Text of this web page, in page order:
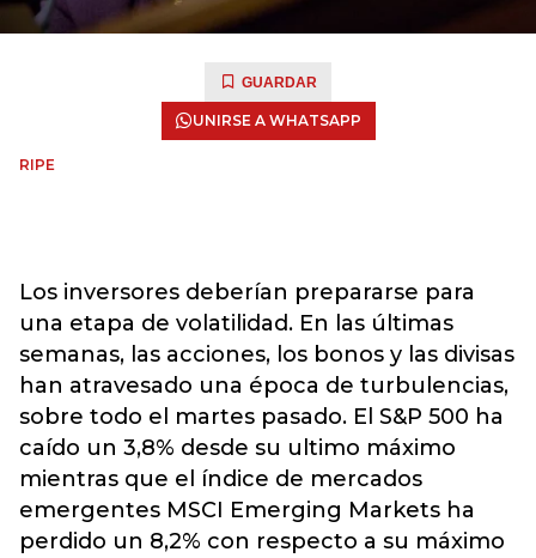
GUARDAR
UNIRSE A WHATSAPP
RIPE
Los inversores deberían prepararse para
una etapa de volatilidad. En las últimas
semanas, las acciones, los bonos y las divisas
han atravesado una época de turbulencias,
sobre todo el martes pasado. El S&P 500 ha
caído un 3,8% desde su ultimo máximo
mientras que el índice de mercados
emergentes MSCI Emerging Markets ha
perdido un 8,2% con respecto a su máximo